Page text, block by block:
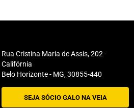
Rua Cristina Maria de Assis, 202 -
Califórnia
Belo Horizonte - MG, 30855-440
SEJA SÓCIO GALO NA VEIA